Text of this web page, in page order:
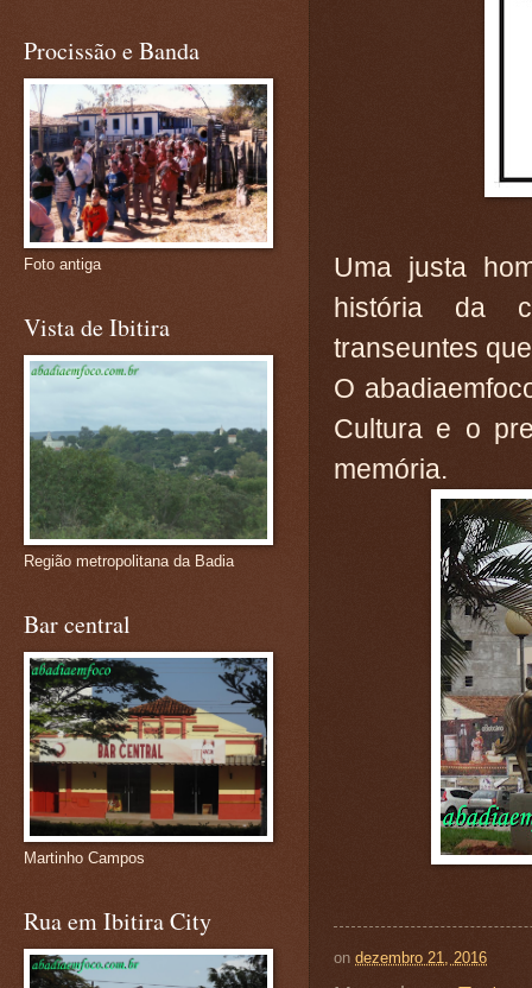
Uma justa
história da
transeuntes
O
Cultura e o
memória.
on dezembro 21, 2016
Procissão e Banda
Foto antiga
Vista de Ibitira
Região metropolitana da Badia
Bar central
Martinho Campos
Rua em Ibitira City